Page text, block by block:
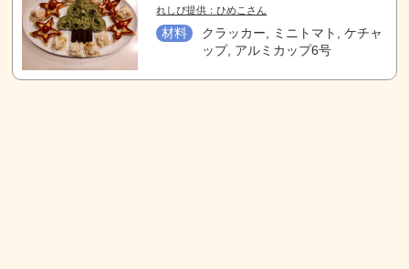
れしぴ提供：ひめこさん
材料
クラッカー, ミニトマト, ケチャ
ップ, アルミカップ6号